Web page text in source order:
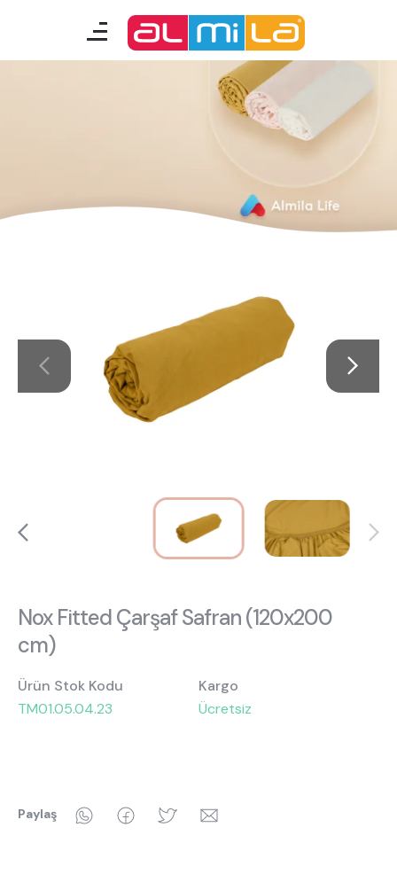
genç odası
Almila Kariyer
Almila Life Concept
Bilgi Toplumu Hizmetleri
Bize Ulaşın
En Yakın Almila
Kataloglar
Kurulum & Teslimat
444 8 543
Nox Fitted Çarşaf Safran (120x200
cm)
Ürün Stok Kodu
TM01.05.04.23
Kargo
Ücretsiz
Paylaş WhatsAppFacebookTwitter